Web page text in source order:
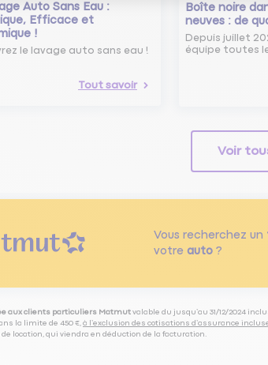
Auto Sans Eau :
Efficace et
!
le lavage auto sans eau !
Tout savoir
Boîte noire
neuves : de
Depuis juillet
équipe toutes
Voir
Vous recherchez un
votre auto?
aux clients particuliers Matmut valable du jusqu’au 31/12/2024
dans la limite de 450 €, à l’exclusion des cotisations d’assurance
location, qui viendra en déduction de la facturation.